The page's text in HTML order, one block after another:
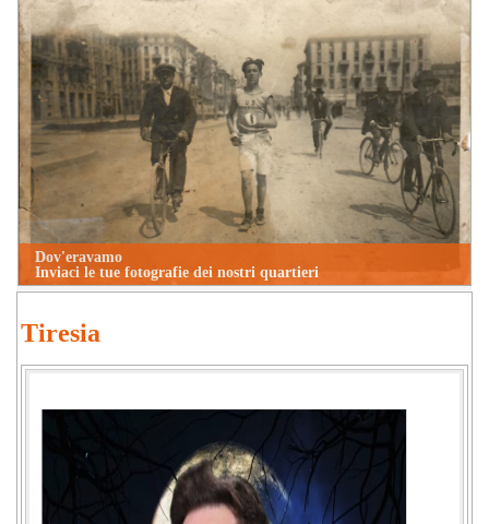
Dov'eravamo
Inviaci le tue fotografie dei nostri quartieri
Tiresia